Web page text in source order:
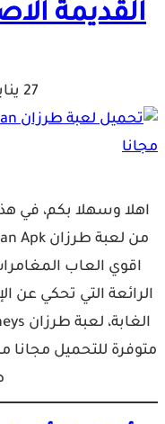
القديمة
27 يناير، 2024
اهلا وسهلا بكم، في
اقوي العاب
الرائعة التي تحكي عن
متوفرة للتحميل مجانا